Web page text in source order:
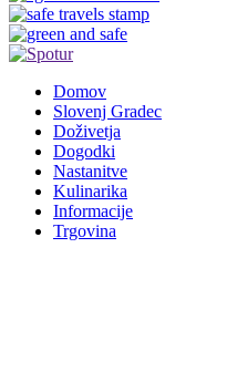
Domov
Slovenj Gradec
Doživetja
Dogodki
Nastanitve
Kulinarika
Informacije
Trgovina